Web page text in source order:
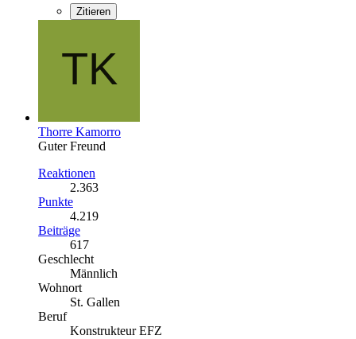
Zitieren
Thorre Kamorro
Guter Freund
Reaktionen
2.363
Punkte
4.219
Beiträge
617
Geschlecht
Männlich
Wohnort
St. Gallen
Beruf
Konstrukteur EFZ